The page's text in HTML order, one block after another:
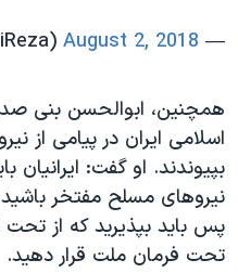
— Reza Pahlavi (@PahlaviReza)
August 2, 2018
همچنین، ابوالحسن بنی
اسلامی ایران در پیامی از
بپیوندند. او گفت: ایرانیان
نیروهای مسلح مفتخر
پس باید بپذیرید که از تحت
تحت فرمان ملت قرار دهید.